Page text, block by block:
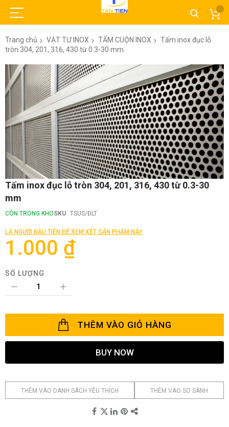
Trang chủ VẬT TƯ INOX TẤM CUỘN INOX
Tấm inox đục lỗ
tròn 304, 201, 316, 430 từ 0.3-30 mm
Chuyển
đến
phần
đầu
viện
hình
ảnh
Chuyển
đến
phần
đầu
của
thư
viện
hình
Tấm inox đục lỗ tròn 304, 201, 316, 430 từ 0.3-30
mm
CÒN TRONG KHOSKU TSUS/ĐLT
LÀ NGƯỜI ĐẦU TIÊN ĐỂ XEM XÉT SẢN PHẨM NÀY
1.000 ₫
SỐ LƯỢNG
THÊM VÀO GIỎ HÀNG
BUY NOW
THÊM VÀO DANH SÁCH YÊU THÍCH THÊM VÀO SO SÁNH